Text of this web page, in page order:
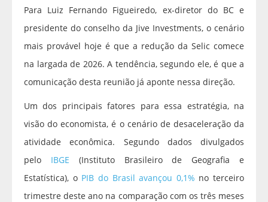
Para Luiz Fernando Figueiredo, ex-diretor do BC e
presidente do conselho da Jive Investments, o cenário
mais provável hoje é que a redução da Selic comece
na largada de 2026. A tendência, segundo ele, é que a
comunicação desta reunião já aponte nessa direção.
Um dos principais fatores para essa estratégia, na
visão do economista, é o cenário de desaceleração da
atividade econômica. Segundo dados divulgados
pelo IBGE (Instituto Brasileiro de Geografia e
Estatística), o PIB do Brasil avançou 0,1% no terceiro
trimestre deste ano na comparação com os três meses